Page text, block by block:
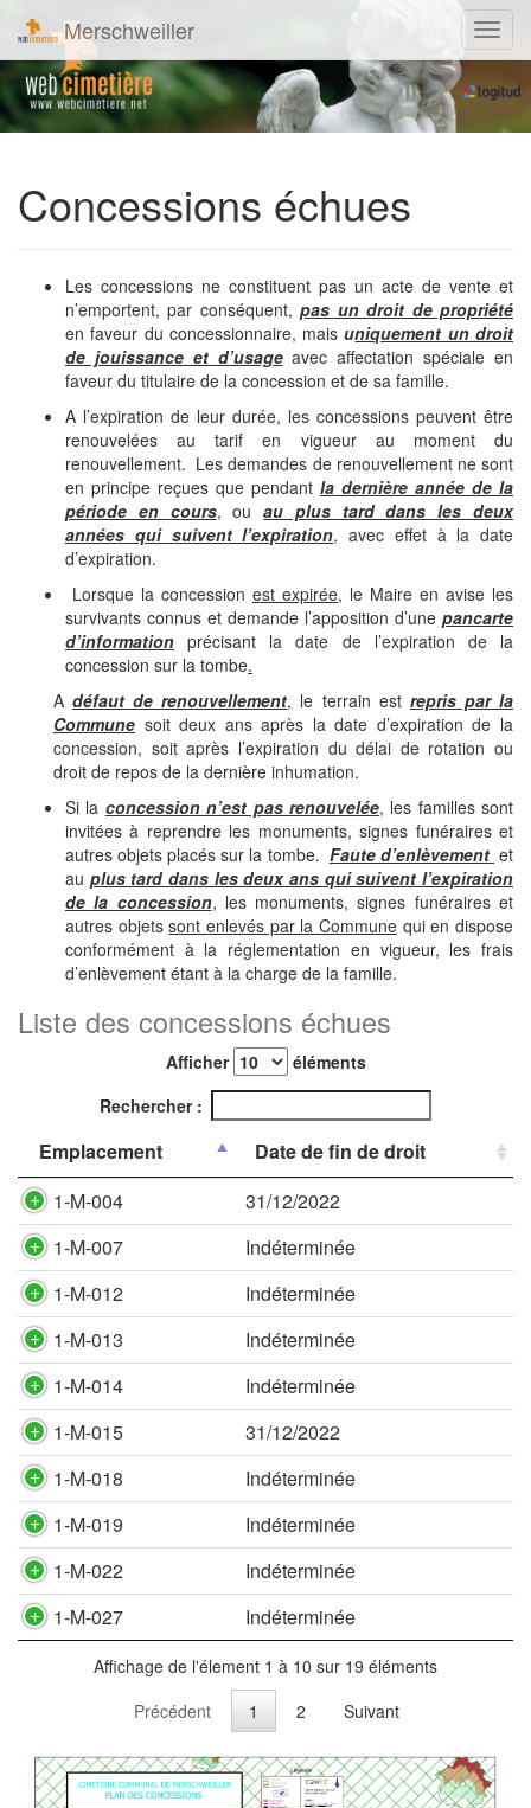
Merschweiller
Concessions échues
Les concessions ne constituent pas un acte de vente et
n’emportent, par conséquent,pas un droit de propriété
en faveur du concessionnaire, maisuniquement un droit
de jouissance et d’usageavec affectation spéciale en
faveur du titulaire de la concession et de sa famille.
A l’expiration de leur durée, les concessions peuvent être
renouvelées au tarif en vigueur au moment du
renouvellement. Les demandes de renouvellement ne sont
en principe reçues que pendant la dernière année de la
période en cours, ouau plus tard dans les deux
années qui suivent l’expiration, avec effet à la date
d’expiration.
Lorsque la concession est expirée, le Maire en avise les
survivants connus et demande l’apposition d’une pancarte
d’information précisant la date de l’expiration de la
concession sur la tombe.
Adéfaut de renouvellement, le terrain est repris par la
Commune soit deux ans après la date d’expiration de la
concession, soit après l’expiration du délai de rotation ou
droit de repos de la dernière inhumation.
Si la concession n’est pas renouvelée, les familles sont
invitées à reprendre les monuments, signes funéraires et
autres objets placés sur la tombe. Faute d’enlèvement et
au plus tard dans les deux ans qui suivent l’expiration
de la concession, les monuments, signes funéraires et
autres objetssont enlevés par la Commune qui en dispose
conformément à la réglementation en vigueur, les frais
d’enlèvement étant à la charge de la famille.
Liste des concessions échues
Afficher
éléments
Rechercher :
Emplacement
Date de fin de droit
1-M-004
31/12/2022
1-M-007
Indéterminée
1-M-012
Indéterminée
1-M-013
Indéterminée
1-M-014
Indéterminée
1-M-015
31/12/2022
1-M-018
Indéterminée
1-M-019
Indéterminée
1-M-022
Indéterminée
1-M-027
Indéterminée
Affichage de l'élement 1 à 10 sur 19 éléments
Précédent
1 2 Suivant